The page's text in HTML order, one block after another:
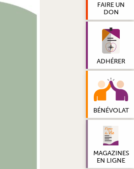
FAIRE UN
DON
ADHÉRER
BÉNÉVOLAT
MAGAZINES
EN LIGNE